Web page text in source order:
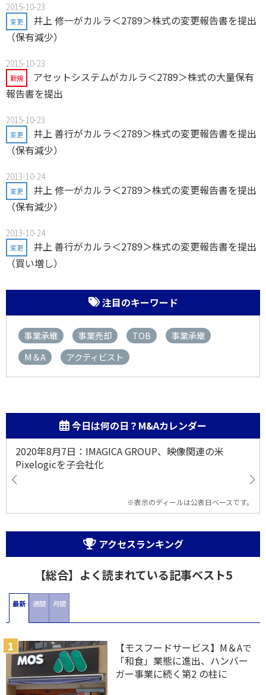
2015-10-23
変更
井上 修一がカルラ＜2789＞株式の変更報告書を提出
（保有減少）
2015-10-23
新規
アセットシステムがカルラ＜2789＞株式の大量保有
報告書を提出
2015-10-23
変更
井上 善行がカルラ＜2789＞株式の変更報告書を提出
（保有減少）
2013-10-24
変更
井上 修一がカルラ＜2789＞株式の変更報告書を提出
（保有減少）
2013-10-24
変更
井上 善行がカルラ＜2789＞株式の変更報告書を提出
（買い増し）
注目のキーワード
事業承継 事業売却 TOB
事業承継
M＆A
アクティビスト
今日は何の日？M&Aカレンダー
2020年8月7日：IMAGICA GROUP、映像関連の米
Pixelogicを子会社化
※表示のディールは公表日ベースです。
アクセスランキング
【総合】よく読まれている記事ベスト5
最新 週間 月間
【モスフードサービス】M＆Aで
「和食」業態に進出、ハンバー
ガー事業に続く第2 の柱に